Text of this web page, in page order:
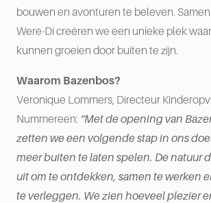
bouwen en avonturen te beleven.
Were-Di creëren we een unieke plek
kunnen groeien door buiten te zijn.
Waarom Bazenbos?
Veronique Lommers, Directeur
Nummereen: “Met de opening van
zetten we een volgende stap in ons
meer buiten te laten spelen. De natuur
uit om te ontdekken, samen te werken
te verleggen. We zien hoeveel plezier